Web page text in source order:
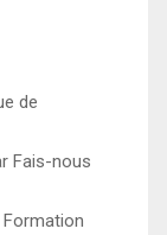
de
Fais-nous
Formation